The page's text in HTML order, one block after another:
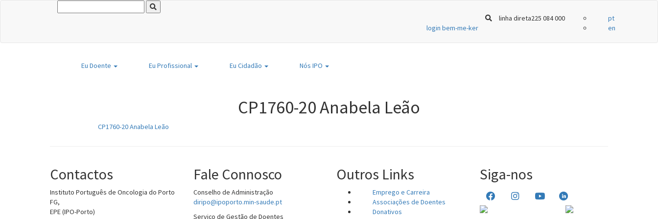
login bem-me-ker
linha direta225 084 000
pt
en
Eu Doente Eu Profissional Eu Cidadão Nós IPO
CP1760-20 Anabela Leão
CP1760-20 Anabela Leão
Contactos
Instituto Português de Oncologia do Porto
FG,
EPE (IPO-Porto)
Fale Connosco
Conselho de Administração
diripo@ipoporto.min-saude.pt
Serviço de Gestão de Doentes
Outros Links
Emprego e Carreira
Associações de Doentes
Donativos
Siga-nos